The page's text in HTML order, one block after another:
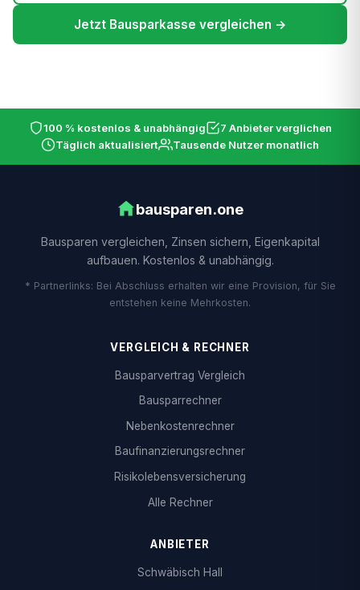
Jetzt Bausparkasse vergleichen →
100 % kostenlos & unabhängig
7 Anbieter verglichen
Täglich aktualisiert
Tausende Nutzer monatlich
bausparen.one
Bausparen vergleichen, Zinsen sichern, Eigenkapital
aufbauen. Kostenlos & unabhängig.
* Partnerlinks: Bei Abschluss erhalten wir eine Provision, für Sie
entstehen keine Mehrkosten.
VERGLEICH & RECHNER
Bausparvertrag Vergleich
Bausparrechner
Nebenkostenrechner
Baufinanzierungsrechner
Risikolebensversicherung
Alle Rechner
ANBIETER
Schwäbisch Hall